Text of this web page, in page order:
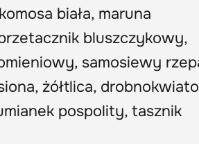
biała, maruna
bluszczykowy,
samosiewy
żółtlica,
pospolity, tasznik